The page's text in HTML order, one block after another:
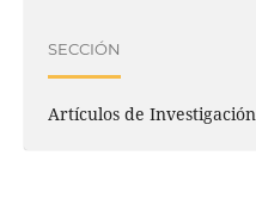
SECCIÓN
Artículos de Investigación